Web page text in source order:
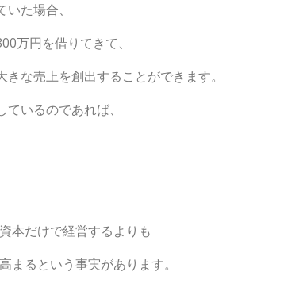
た場合、
万円を借りてきて、
な売上を創出することができます。
いるのであれば、
本だけで経営するよりも
るという事実があります。